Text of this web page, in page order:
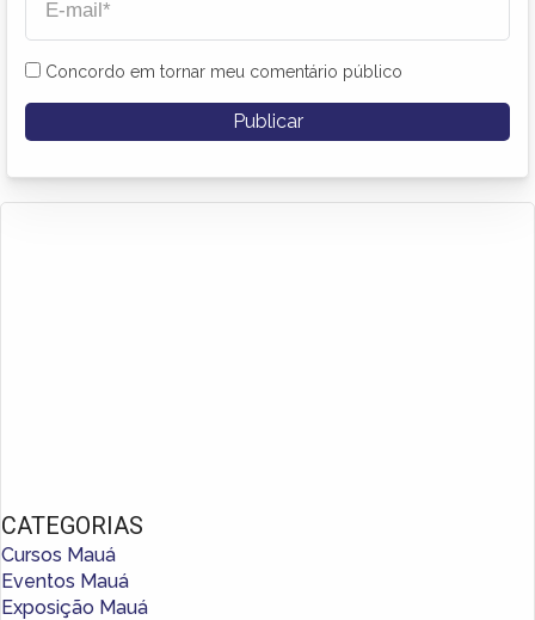
Concordo em tornar meu comentário público
CATEGORIAS
Cursos Mauá
Eventos Mauá
Exposição Mauá